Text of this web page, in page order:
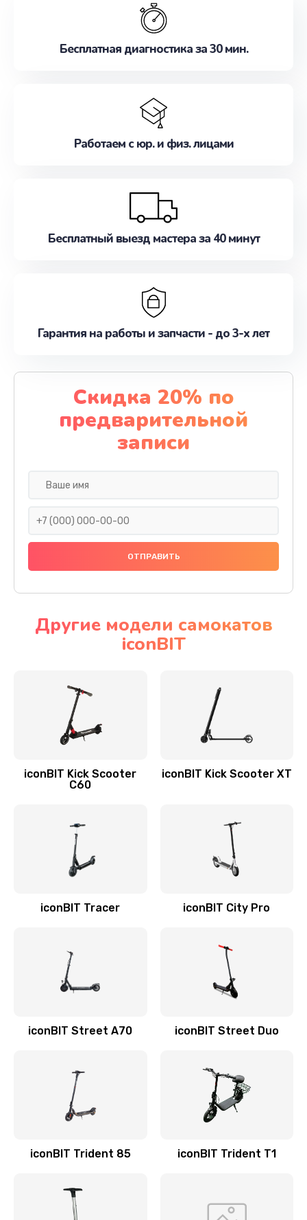
наилучшим образом. Не медлите записаться на
Бесплатная диагностика за 30 мин.
Работаем с юр. и физ. лицами
Бесплатный выезд мастера за 40 минут
Гарантия на работы и запчасти - до 3-х лет
Скидка 20% по
предварительной
записи
Другие модели самокатов
iconBIT
iconBIT Kick Scooter
C60
iconBIT Kick Scooter XT
iconBIT Tracer iconBIT City Pro
iconBIT Street A70 iconBIT Street Duo
iconBIT Trident 85 iconBIT Trident T1